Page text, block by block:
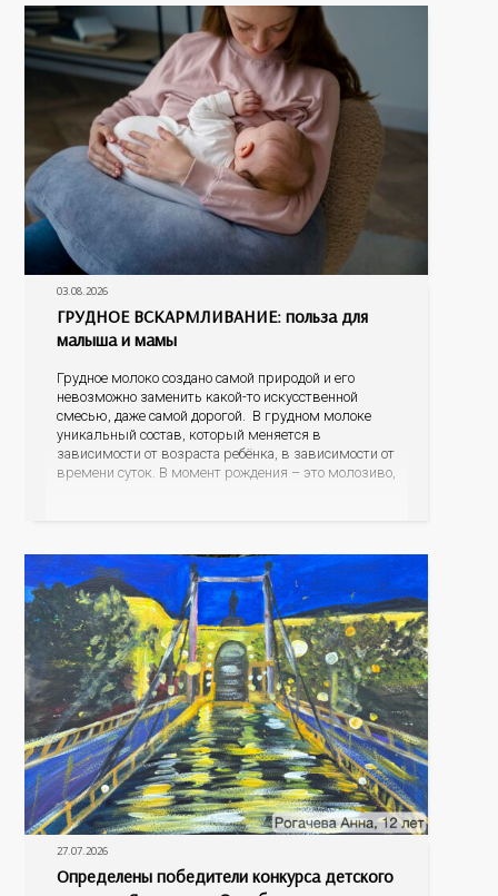
03.08.2026
ГРУДНОЕ ВСКАРМЛИВАНИЕ: польза для
малыша и мамы
Грудное молоко создано самой природой и его
невозможно заменить какой-то искусственной
смесью, даже самой дорогой. В грудном молоке
уникальный состав, который меняется в
зависимости от возраста ребёнка, в зависимости от
времени суток. В момент рождения – это молозиво,
27.07.2026
Определены победители конкурса детского